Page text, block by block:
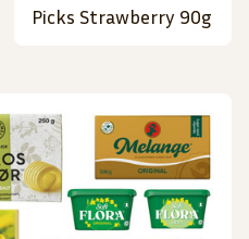
Picks Strawberry 90g